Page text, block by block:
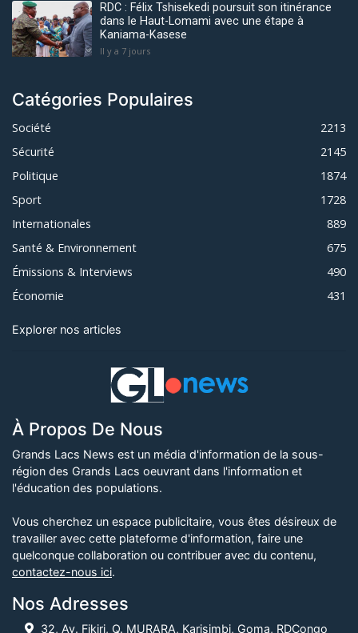
RDC : Félix Tshisekedi poursuit son itinérance
dans le Haut-Lomami avec une étape à
Kaniama-Kasese
Il y a 7 jours
Catégories Populaires
Société
2213
Sécurité
2145
Politique
1874
Sport
1728
Internationales
889
Santé & Environnement
675
Émissions & Interviews
490
Économie
431
Explorer nos articles
À Propos De Nous
Grands Lacs News est un média d'information de la sous-
région des Grands Lacs oeuvrant dans l'information et
l'éducation des populations.
Vous cherchez un espace publicitaire, vous êtes désireux de
travailler avec cette plateforme d'information, faire une
quelconque collaboration ou contribuer avec du contenu,
contactez-nous ici.
Nos Adresses
32, Av. Fikiri, Q. MURARA, Karisimbi, Goma, RDCongo